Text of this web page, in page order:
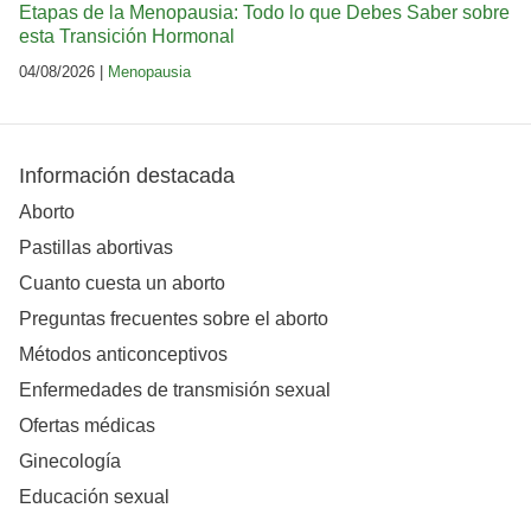
Etapas de la Menopausia: Todo lo que Debes Saber sobre
esta Transición Hormonal
04/08/2026 | Menopausia
Información destacada
Aborto
Pastillas abortivas
Cuanto cuesta un aborto
Preguntas frecuentes sobre el aborto
Métodos anticonceptivos
Enfermedades de transmisión sexual
Ofertas médicas
Ginecología
Educación sexual